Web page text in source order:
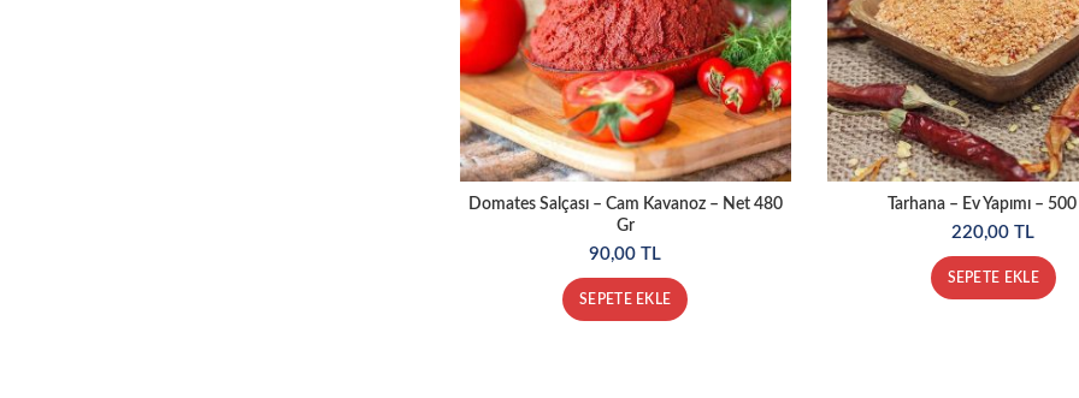
Domates Salçası – Cam Kavanoz – Net 480
Gr
90,00TL
SEPETE EKLE
Tarhana – Ev Yapımı –
220,00TL
SEPETE EKLE